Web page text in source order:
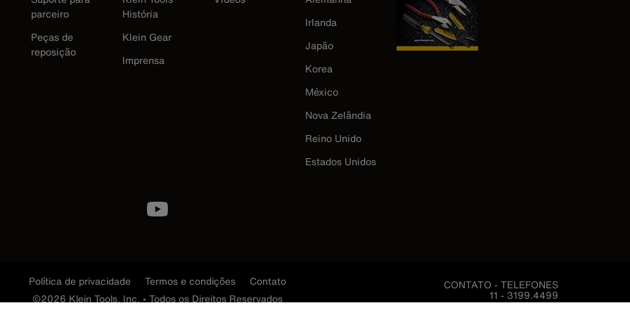
parceiro
Peças de
reposição
História
Klein Gear
Imprensa
Irlanda
Japão
Korea
México
Nova Zelândia
Reino Unido
Estados Unidos
Política de privacidade Termos e condições
Contato
©2026 Klein Tools, Inc. • Todos os Direitos Reservados
CONTATO - TELEFONES
11 - 3199.4499